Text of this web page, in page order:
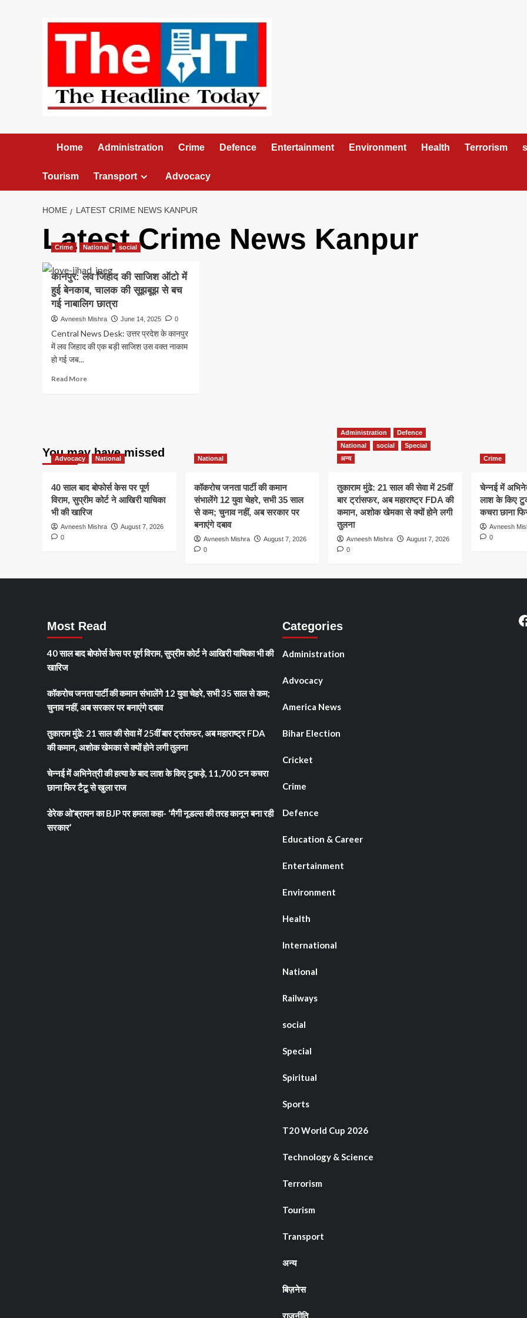
Home Administration Crime Defence Entertainment Environment Health Terrorism
Tourism Transport Advocacy
HOME LATEST CRIME NEWS KANPUR
Latest Crime News Kanpur
Crime National social
कानपुर: लव जिहाद की साजिश ऑटो में
हुई बेनकाब, चालक की सूझबूझ से बच
गई नाबालिग छात्रा
Avneesh Mishra June 14, 2025 0
Central News Desk: उत्तर प्रदेश के कानपुर
में लव जिहाद की एक बड़ी साजिश उस वक्त नाकाम
हो गई जब...
Read MoreRead
साजिश
ऑटो
हुई
बेनकाब,
चालक
नाबालिग
You may have missed
Advocacy National
40 साल बाद बोफोर्स केस पर पूर्ण
विराम, सुप्रीम कोर्ट ने आखिरी याचिका
भी की खारिज
Avneesh Mishra
August 7, 2026
0
National
कॉकरोच जनता पार्टी की कमान
संभालेंगे 12 युवा चेहरे, सभी 35 साल
से कम; चुनाव नहीं, अब सरकार पर
बनाएंगे दबाव
Avneesh Mishra
August 7, 2026
0
Administration
Defence
National
social
Special
अन्य
तुकाराम मुंढे: 21 साल की सेवा में 25वीं
बार ट्रांसफर, अब महाराष्ट्र FDA की
कमान, अशोक खेमका से क्यों होने लगी
तुलना
Avneesh Mishra
August 7, 2026
0
Crime
चेन्नई में
लाश के किए
कचरा छाना
Avneesh
0
Most Read
40 साल बाद बोफोर्स केस पर पूर्ण विराम, सुप्रीम कोर्ट ने आखिरी याचिका भी की
खारिज
कॉकरोच जनता पार्टी की कमान संभालेंगे 12 युवा चेहरे, सभी 35 साल से कम;
चुनाव नहीं, अब सरकार पर बनाएंगे दबाव
तुकाराम मुंढे: 21 साल की सेवा में 25वीं बार ट्रांसफर, अब महाराष्ट्र FDA
की कमान, अशोक खेमका से क्यों होने लगी तुलना
चेन्नई में अभिनेत्री की हत्या के बाद लाश के किए टुकड़े, 11,700 टन कचरा
छाना फिर टैटू से खुला राज
डेरेक ओ’ब्रायन का BJP पर हमला कहा- ‘मैगी नूडल्स की तरह कानून बना रही
सरकार’
Categories
Administration
Advocacy
America News
Bihar Election
Cricket
Crime
Defence
Education & Career
Entertainment
Environment
Health
International
National
Railways
social
Special
Spiritual
Sports
T20 World Cup 2026
Technology & Science
Terrorism
Tourism
Transport
अन्य
बिज़नेस
राजनीति